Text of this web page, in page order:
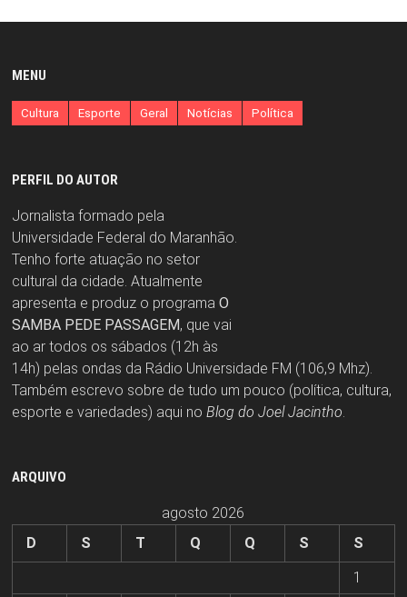
MENU
Cultura Esporte Geral Notícias Política
PERFIL DO AUTOR
Jornalista formado pela
Universidade Federal do Maranhão.
Tenho forte atuação no setor
cultural da cidade. Atualmente
apresenta e produz o programa O
SAMBA PEDE PASSAGEM, que vai
ao ar todos os sábados (12h às
14h) pelas ondas da Rádio Universidade FM (106,9 Mhz).
Também escrevo sobre de tudo um pouco (política, cultura,
esporte e variedades) aqui no Blog do Joel Jacintho.
ARQUIVO
agosto 2026
D
S T Q Q S
S
1